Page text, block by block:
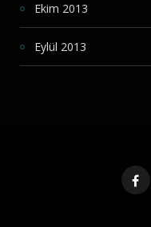
Ekim 2013
Eylül 2013